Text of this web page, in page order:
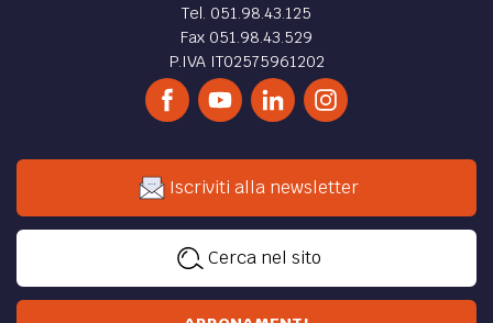
Tel. 051.98.43.125
Fax 051.98.43.529
P.IVA IT02575961202
Iscriviti alla newsletter
Cerca nel sito